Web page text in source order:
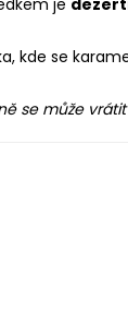
se
se může vrátit